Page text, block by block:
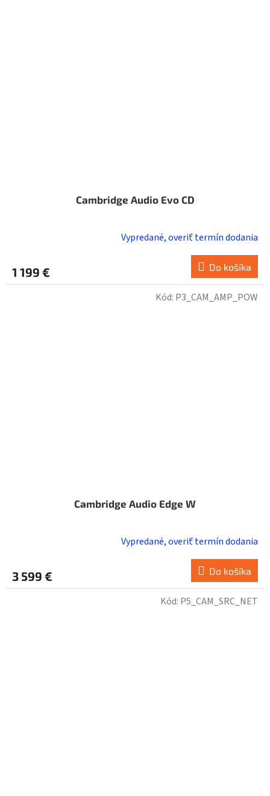
Cambridge Audio Evo CD
Vypredané, overiť termín dodania
1 199 € Do košíka
Cambridge Audio Edge W
Vypredané, overiť termín dodania
3 599 € Do košíka
Kód: P3_CAM_AMP_POW
Kód: P5_CAM_SRC_NET